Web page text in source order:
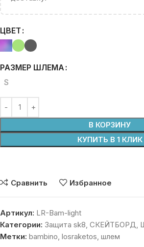
ЦВЕТ
РАЗМЕР ШЛЕМА
S
В КОРЗИНУ
КУПИТЬ В 1 КЛИК
Сравнить Избранное
Артикул: LR-Bam-light
Категории: Защита sk8, СКЕЙТБОРД,
Метки: bambino, losraketos, шлем